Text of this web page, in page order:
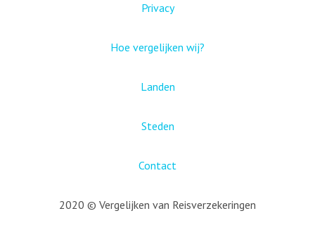
Privacy
Hoe vergelijken wij?
Landen
Steden
Contact
2020 © Vergelijken van Reisverzekeringen